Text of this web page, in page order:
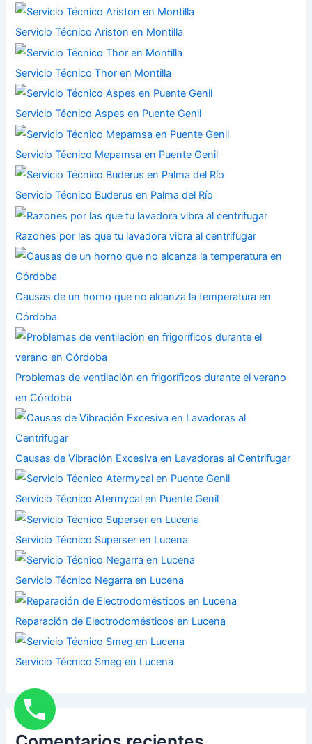
Servicio Técnico Ariston en Montilla
Servicio Técnico Thor en Montilla
Servicio Técnico Aspes en Puente Genil
Servicio Técnico Mepamsa en Puente Genil
Servicio Técnico Buderus en Palma del Río
Razones por las que tu lavadora vibra al centrifugar
Causas de un horno que no alcanza la temperatura en
Córdoba
Problemas de ventilación en frigoríficos durante el verano
en Córdoba
Causas de Vibración Excesiva en Lavadoras al Centrifugar
Servicio Técnico Atermycal en Puente Genil
Servicio Técnico Superser en Lucena
Servicio Técnico Negarra en Lucena
Reparación de Electrodomésticos en Lucena
Servicio Técnico Smeg en Lucena